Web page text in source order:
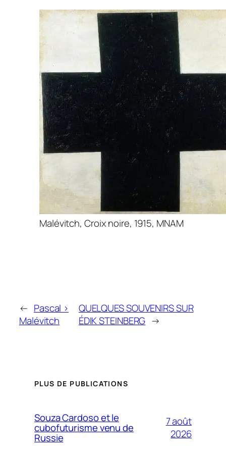
Malévitch, Croix noire, 1915, MNAM
← Pascal >
Malévitch
QUELQUES SOUVENIRS SUR
ÉDIK STEINBERG →
PLUS DE PUBLICATIONS
Souza Cardoso et le
cubofuturisme venu de
Russie
7 août
2026